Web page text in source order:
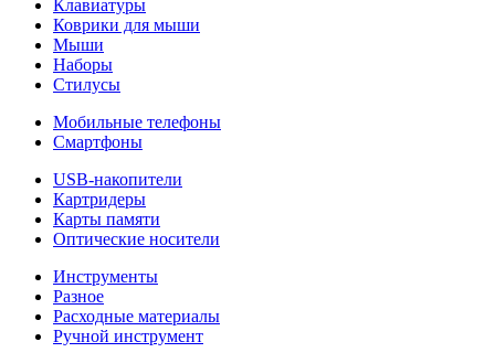
Клавиатуры
Коврики для мыши
Мыши
Наборы
Стилусы
Мобильные телефоны
Смартфоны
USB-накопители
Картридеры
Карты памяти
Оптические носители
Инструменты
Разное
Расходные материалы
Ручной инструмент